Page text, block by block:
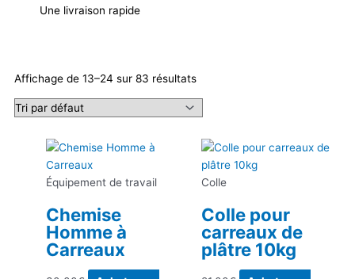
Une livraison rapide
Affichage de 13–24 sur 83 résultats
Équipement de travail
Chemise
Homme à
Carreaux
Colle
Colle pour
carreaux de
plâtre 10kg